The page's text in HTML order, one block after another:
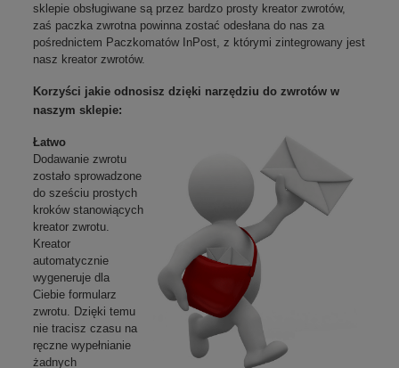
sklepie obsługiwane są przez bardzo prosty kreator zwrotów,
zaś paczka zwrotna powinna zostać odesłana do nas za
pośrednictem Paczkomatów InPost, z którymi zintegrowany jest
nasz kreator zwrotów.
Korzyści jakie odnosisz dzięki narzędziu do zwrotów w
naszym sklepie:
Łatwo
Dodawanie zwrotu
zostało sprowadzone
do sześciu prostych
kroków stanowiących
kreator zwrotu.
Kreator
automatycznie
wygeneruje dla
Ciebie formularz
zwrotu. Dzięki temu
nie tracisz czasu na
ręczne wypełnianie
żadnych